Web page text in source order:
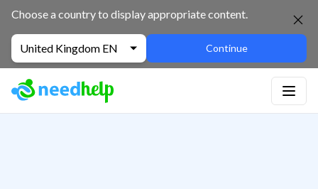
Choose a country to display appropriate content.
United Kingdom EN Continue